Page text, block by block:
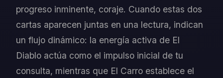
progreso inminente, coraje. Cuando estas dos
cartas aparecen juntas en una lectura, indican
un flujo dinámico: la energía activa de El
Diablo actúa como el impulso inicial de tu
consulta, mientras que El Carro establece el